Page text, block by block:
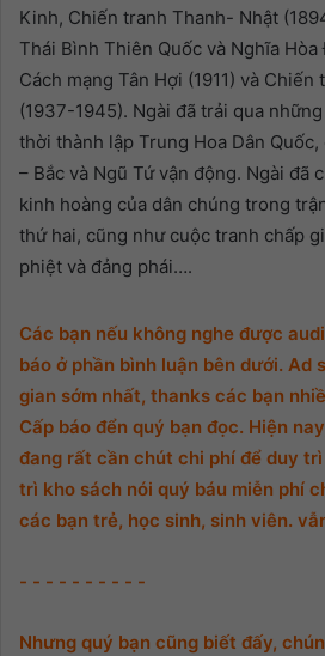
Kinh, Chiến tranh Thanh- Nhật
Thái Bình Thiên Quốc và Nghĩa Hòa
Cách mạng Tân Hợi (1911) và
(1937-1945). Ngài đã trải qua
thời thành lập Trung Hoa Dân
– Bắc và Ngũ Tứ vận động. Ngài đã
kinh hoàng của dân chúng trong
thứ hai, cũng như cuộc tranh chấp
phiệt và đảng phái….
Các bạn nếu không nghe được
báo ở phần bình luận bên dưới. Ad
gian sớm nhất, thanks các bạn
Cấp báo đển quý bạn đọc. Hiện
đang rất cần chút chi phí để duy
trì kho sách nói quý báu miễn phí
các bạn trẻ, học sinh, sinh viên.
- - - - - - - - - -
Nhưng quý bạn cũng biết đấy,